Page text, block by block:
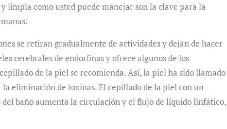
limpia como usted puede manejar son la clave para la
se retiran gradualmente de actividades y dejan de hacer
cerebrales de endorfinas y ofrece algunos de los
de la piel se recomienda. Así, la piel ha sido llamado
eliminación de toxinas. El cepillado de la piel con un
baño aumenta la circulación y el flujo de líquido linfático,